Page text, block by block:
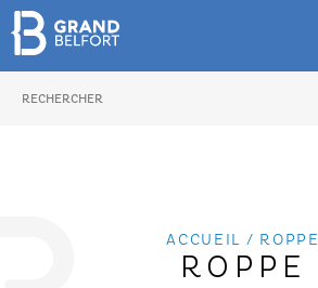
ACCUEIL / ROPPE
ROPPE